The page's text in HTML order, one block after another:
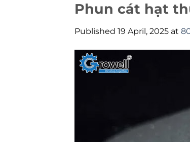
Phun cát hạt
Published 19 April, 2025 at